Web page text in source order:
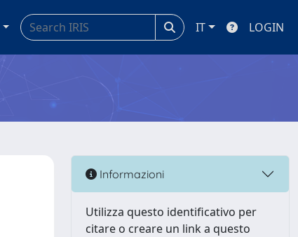
IT LOGIN
Informazioni
Utilizza questo identificativo per
citare o creare un link a questo